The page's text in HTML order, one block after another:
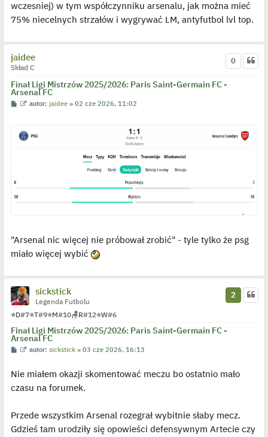
p
o
s
wczesniej) w tym współczynniku arsenalu, jak można mieć
75% niecelnych strzałów i wygrywać LM, antyfutbol lvl top.
jaidee
Skład C
Finał Ligi Mistrzów 2025/2026: Paris Saint-Germain FC -
Arsenal FC
0
P
W
i
e
p
o
s
autor:jaidee »02 cze 2026, 11:02
"Arsenal nic więcej nie próbował zrobić" - tyle tylko że psg
miało więcej wybić
sickstick
Legenda Futbolu
⭐D#7⭐T#9⭐M#10🪑R#12⭐W#6
Finał Ligi Mistrzów 2025/2026: Paris Saint-Germain FC -
Arsenal FC
2
P
t
W
w
e
o
j
e
autor:sickstick »03 cze 2026, 16:13
Nie miałem okazji skomentować meczu bo ostatnio mało
czasu na forumek.
Przede wszystkim Arsenal rozegrał wybitnie słaby mecz.
Gdzieś tam urodziły się opowieści defensywnym Artecie czy